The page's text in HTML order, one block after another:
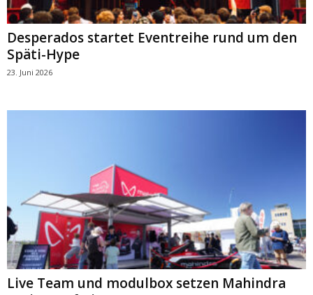
Desperados startet Eventreihe rund um den
Späti-Hype
23. Juni 2026
Live Team und modulbox setzen Mahindra